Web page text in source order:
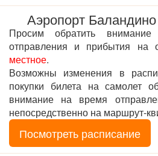
Аэропорт
Просим обратить
отправления и прибытия на
местное.
Возможны изменения в
покупки билета на самолет
внимание на время
непосредственно на маршрут-
Посмотреть расписание